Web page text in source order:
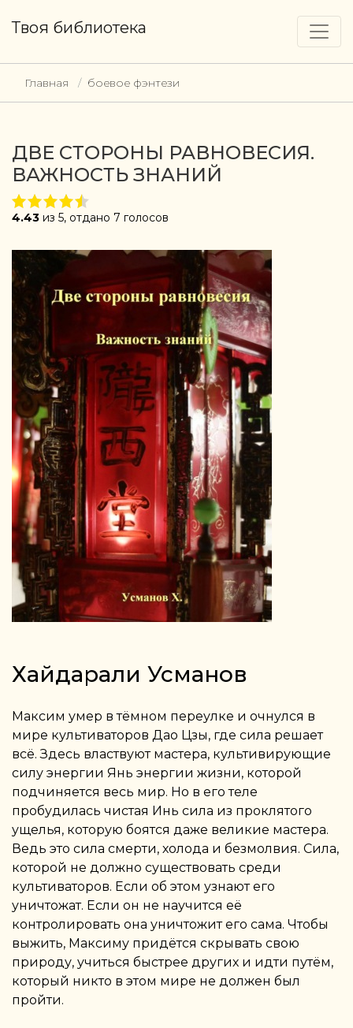
Твоя библиотека
Главная боевое фэнтези
ДВЕ СТОРОНЫ РАВНОВЕСИЯ.
ВАЖНОСТЬ ЗНАНИЙ
4.43 из 5, отдано 7 голосов
Хайдарали Усманов
Максим умер в тёмном переулке и очнулся в
мире культиваторов Дао Цзы, где сила решает
всё. Здесь властвуют мастера, культивирующие
силу энергии Янь энергии жизни, которой
подчиняется весь мир. Но в его теле
пробудилась чистая Инь сила из проклятого
ущелья, которую боятся даже великие мастера.
Ведь это сила смерти, холода и безмолвия. Сила,
которой не должно существовать среди
культиваторов. Если об этом узнают его
уничтожат. Если он не научится её
контролировать она уничтожит его сама. Чтобы
выжить, Максиму придётся скрывать свою
природу, учиться быстрее других и идти путём,
который никто в этом мире не должен был
пройти.